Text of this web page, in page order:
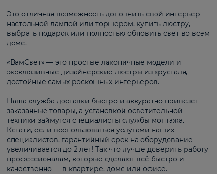
Это отличная возможность дополнить свой интерьер
настольной лампой или торшером, купить люстру,
выбрать подарок или полностью обновить свет во всем
доме.
«ВамСвет» — это простые лаконичные модели и
эксклюзивные дизайнерские люстры из хрусталя,
достойные самых роскошных интерьеров.
Наша служба доставки быстро и аккуратно привезет
заказанные товары, а установкой осветительной
техники займутся специалисты службы монтажа.
Кстати, если воспользоваться услугами наших
специалистов, гарантийный срок на оборудование
увеличивается до 2 лет! Так что лучше доверить работу
профессионалам, которые сделают всё быстро и
качественно — в квартире, доме или офисе.